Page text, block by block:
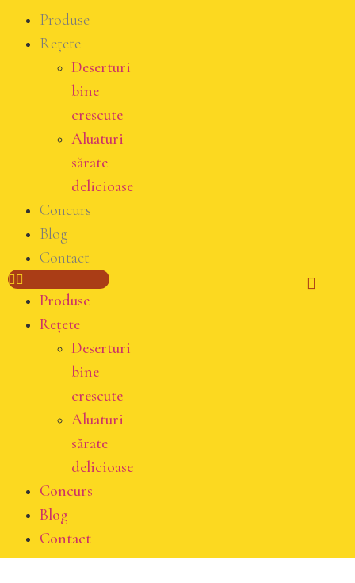
Produse
Rețete
Deserturi
bine
crescute
Aluaturi
sărate
delicioase
Concurs
Blog
Contact
Produse
Rețete
Deserturi
bine
crescute
Aluaturi
sărate
delicioase
Concurs
Blog
Contact